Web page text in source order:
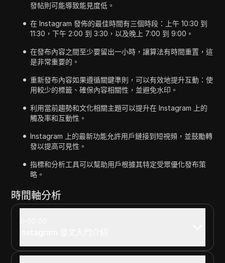
發帖則可能導致能見度低。
在 Instagram 發佈的最佳時間有三個時段：上午 10:30 到
11:30，下午 2:00 到 3:30，以及晚上 7:00 到 9:00。
在發布內容之間至少要留出一小時，讓算法有時間重置，這
是非常重要的。
重新發布內容如果遵循關鍵準則，可以有效地提升互動：使
用較少的標籤、確保內容相關性，並避免水印。
利用當前趨勢和文化相關主題可以提升在 Instagram 上的
觸及率和互動性。
Instagram 上的最新功能允許用戶鏈接到短視頻，並鼓勵轉
發以提高可見性。
指標和分析工具可以幫助用戶根據其特定受眾優化發布策
略。
時間軸分析